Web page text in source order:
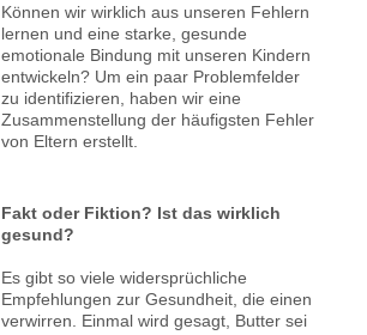
Können wir wirklich aus unseren Fehlern
lernen und eine starke, gesunde
emotionale Bindung mit unseren Kindern
entwickeln? Um ein paar Problemfelder
zu identifizieren, haben wir eine
Zusammenstellung der häufigsten Fehler
von Eltern erstellt.
Fakt oder Fiktion? Ist das wirklich
gesund?
Es gibt so viele widersprüchliche
Empfehlungen zur Gesundheit, die einen
verwirren. Einmal wird gesagt, Butter sei